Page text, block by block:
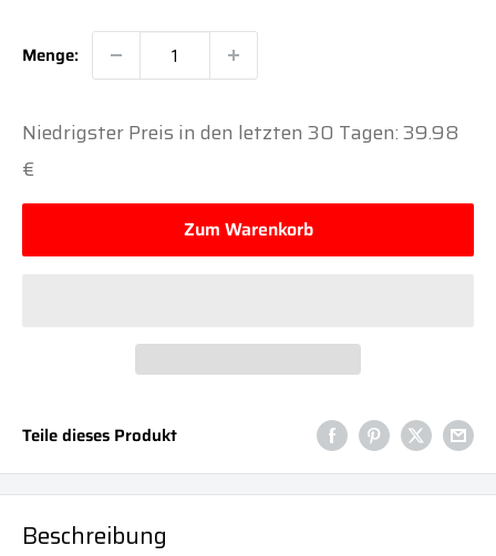
Menge:
Niedrigster Preis in den letzten 30 Tagen: 39.98
€
Zum Warenkorb
Teile dieses Produkt
Beschreibung